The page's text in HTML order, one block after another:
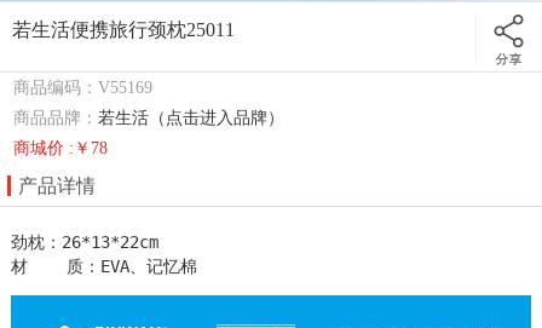
若生活便携旅行颈枕25011
商品编码：V55169
商品品牌：若生活（点击进入品牌）
商城价 :￥78
产品详情
劲枕：26*13*22cm
材    质：EVA、记忆棉